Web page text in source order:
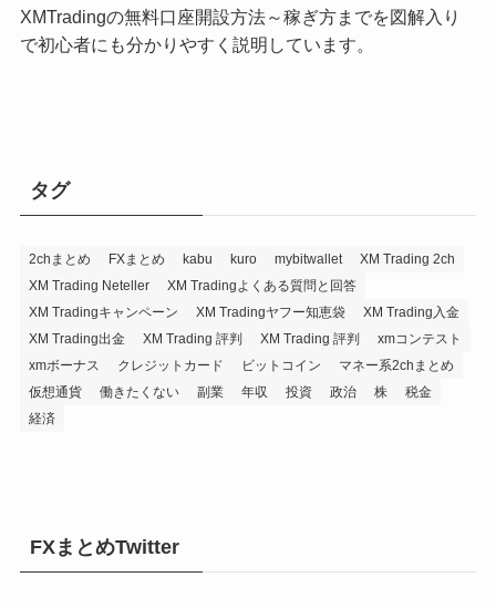
XMTradingの無料口座開設方法～稼ぎ方までを図解入り
で初心者にも分かりやすく説明しています。
タグ
2chまとめ FXまとめ kabu kuro mybitwallet
XM Trading 2ch
XM Trading Neteller
XM Tradingよくある質問と回答
XM Tradingキャンペーン
XM Tradingヤフー知恵袋
XM Trading入金
XM Trading出金
XM Trading 評判 XM Trading 評判
xmコンテスト
xmボーナス
クレジットカード ビットコイン
マネー系2chまとめ
仮想通貨
働きたくない 副業 年収 投資 政治 株
税金
経済
FXまとめTwitter